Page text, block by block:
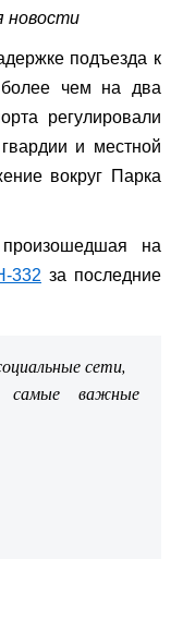
новости
подъезда к
более чем на два
регулировали
и местной
вокруг Парка
на
332 за последние
сети,
самые важные